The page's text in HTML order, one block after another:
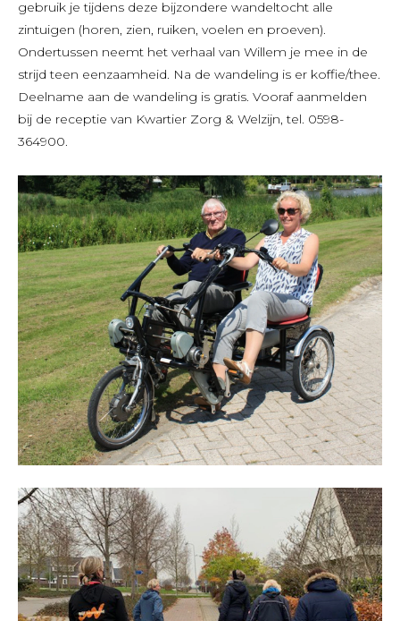
gebruik je tijdens deze bijzondere wandeltocht alle
zintuigen (horen, zien, ruiken, voelen en proeven).
Ondertussen neemt het verhaal van Willem je mee in de
strijd teen eenzaamheid. Na de wandeling is er koffie/thee.
Deelname aan de wandeling is gratis. Vooraf aanmelden
bij de receptie van Kwartier Zorg & Welzijn, tel. 0598-
364900.